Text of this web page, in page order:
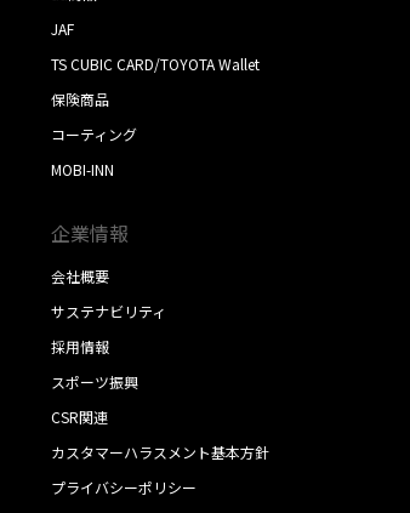
JAF
TS CUBIC CARD/TOYOTA Wallet
保険商品
コーティング
MOBI-INN
企業情報
会社概要
サステナビリティ
採用情報
スポーツ振興
CSR関連
カスタマーハラスメント基本方針
プライバシーポリシー